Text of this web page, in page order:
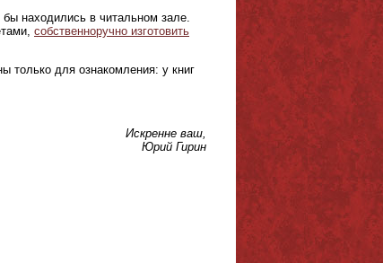
находились в читальном зале.
собственноручно изготовить
только для ознакомления: у книг
Искренне ваш,
Юрий Гирин